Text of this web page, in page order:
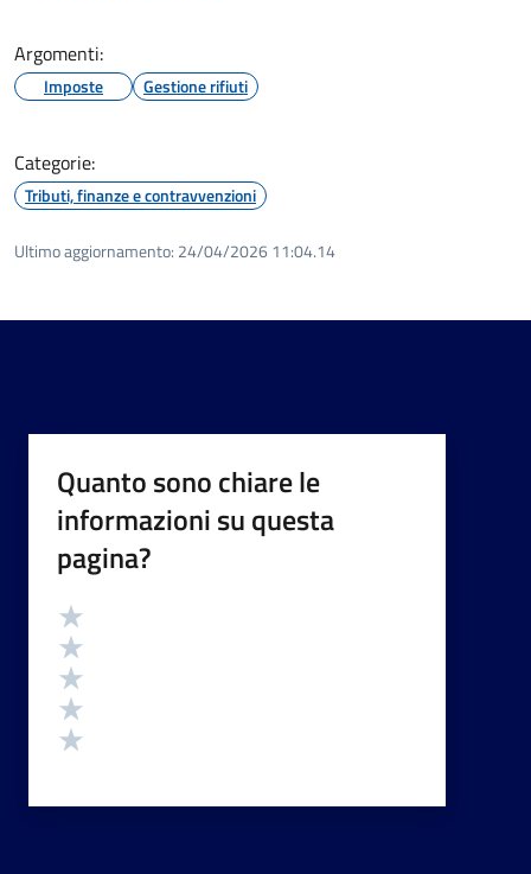
Argomenti:
Imposte Gestione rifiuti
Categorie:
Tributi, finanze e contravvenzioni
Ultimo aggiornamento: 24/04/2026 11:04.14
Quanto sono chiare le
informazioni su questa
pagina?
Valutazione